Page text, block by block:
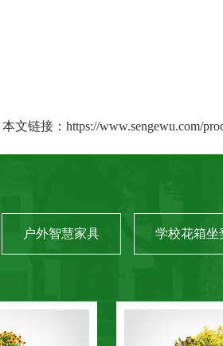
本文链接： https://www.sengewu.com/
户外智慧家具 学校花箱坐